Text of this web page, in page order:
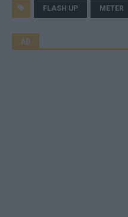
FLASH UP METER
AD